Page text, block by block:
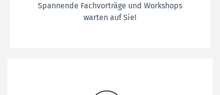
Spannende Fachvorträge und Workshops
warten auf Sie!